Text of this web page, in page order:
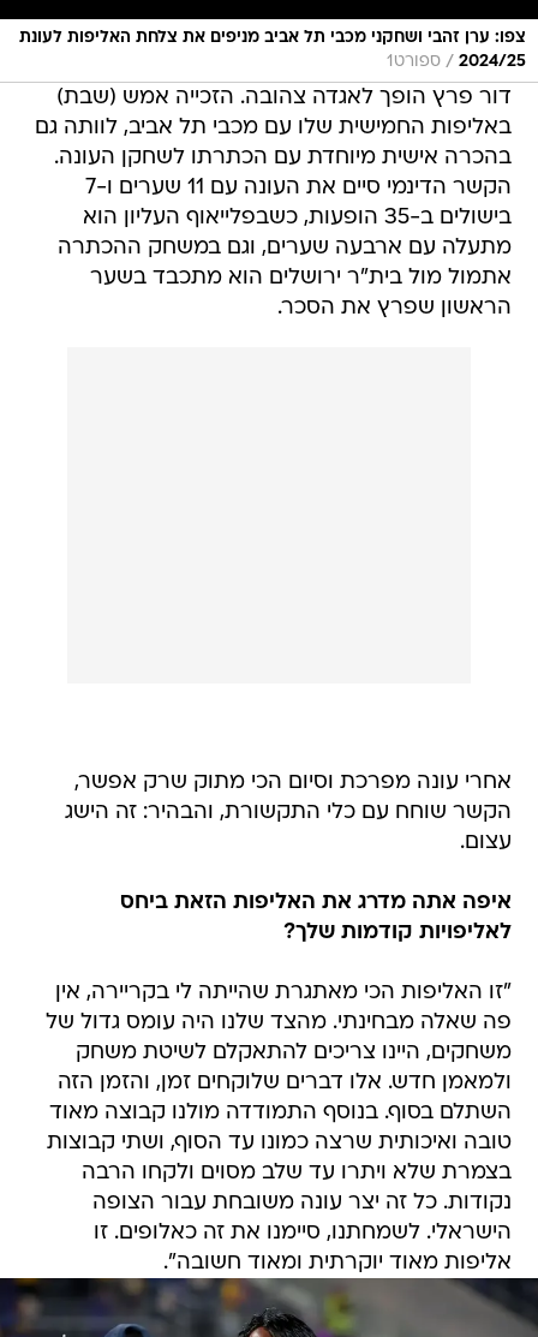
צפו: ערן זהבי ושחקני מכבי תל אביב מניפים את צלחת האליפות לעונת
2024/25
/ ספורט1
דור פרץ הופך לאגדה צהובה. הזכייה אמש (שבת)
באליפות החמישית שלו עם מכבי תל אביב, לוותה גם
בהכרה אישית מיוחדת עם הכתרתו לשחקן העונה.
הקשר הדינמי סיים את העונה עם 11 שערים ו-7
בישולים ב-35 הופעות, כשבפלייאוף העליון הוא
מתעלה עם ארבעה שערים, וגם במשחק ההכתרה
אתמול מול בית"ר ירושלים הוא מתכבד בשער
הראשון שפרץ את הסכר.
אחרי עונה מפרכת וסיום הכי מתוק שרק אפשר,
הקשר שוחח עם כלי התקשורת, והבהיר: זה הישג
עצום.
איפה אתה מדרג את האליפות הזאת ביחס
לאליפויות קודמות שלך?
"זו האליפות הכי מאתגרת שהייתה לי בקריירה, אין
פה שאלה מבחינתי. מהצד שלנו היה עומס גדול של
משחקים, היינו צריכים להתאקלם לשיטת משחק
ולמאמן חדש. אלו דברים שלוקחים זמן, והזמן הזה
השתלם בסוף. בנוסף התמודדה מולנו קבוצה מאוד
טובה ואיכותית שרצה כמונו עד הסוף, ושתי קבוצות
בצמרת שלא ויתרו עד שלב מסוים ולקחו הרבה
נקודות. כל זה יצר עונה משובחת עבור הצופה
הישראלי. לשמחתנו, סיימנו את זה כאלופים. זו
אליפות מאוד יוקרתית ומאוד חשובה".